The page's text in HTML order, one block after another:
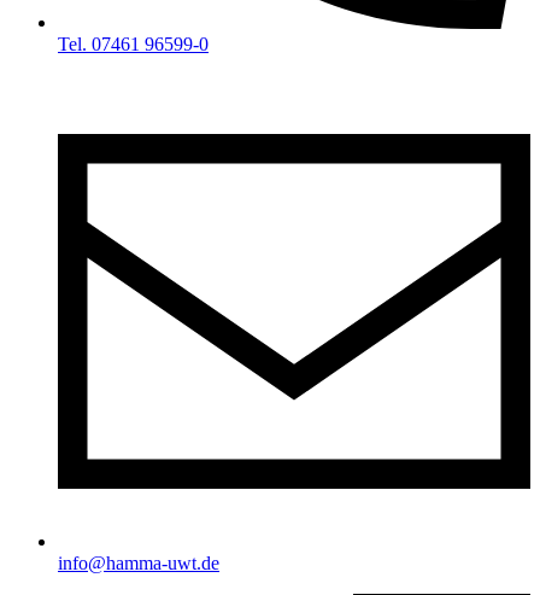
Tel. 07461 96599-0
info@hamma-uwt.de